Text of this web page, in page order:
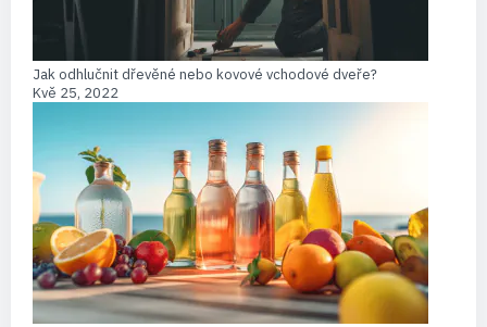
Jak odhlučnit dřevěné nebo kovové vchodové dveře?
Kvě 25, 2022